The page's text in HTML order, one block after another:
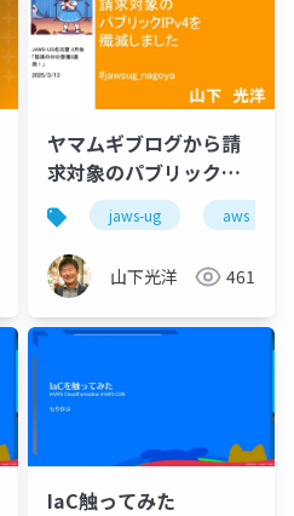
ヤマムギブログから請
求対象のパブリック
IPv4を殲滅しました
jaws-ug aws
山下光洋 461
IaC触ってみた